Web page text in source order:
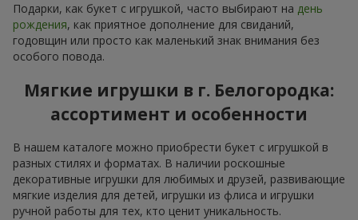
Подарки, как букет с игрушкой, часто выбирают на день
рождения, как приятное дополнение для свиданий,
годовщин или просто как маленький знак внимания без
особого повода.
Мягкие игрушки в г. Белогородка:
ассортимент и особенности
В нашем каталоге можно приобрести букет с игрушкой в
разных стилях и форматах. В наличии роскошные
декоративные игрушки для любимых и друзей, развивающие
мягкие изделия для детей, игрушки из флиса и игрушки
ручной работы для тех, кто ценит уникальность.